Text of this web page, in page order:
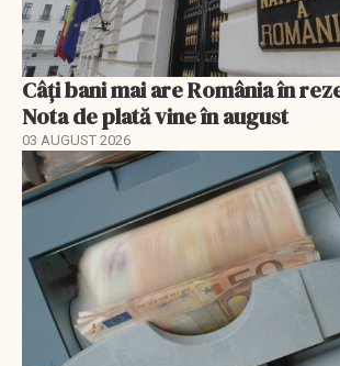
Câți bani mai are România în
Nota de plată vine în august
03 AUGUST 2026